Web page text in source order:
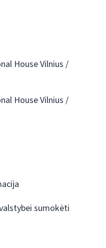
House Vilnius /
House Vilnius /
sumokėti